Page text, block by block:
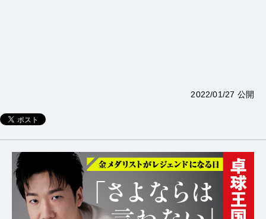
2022/01/27 公開